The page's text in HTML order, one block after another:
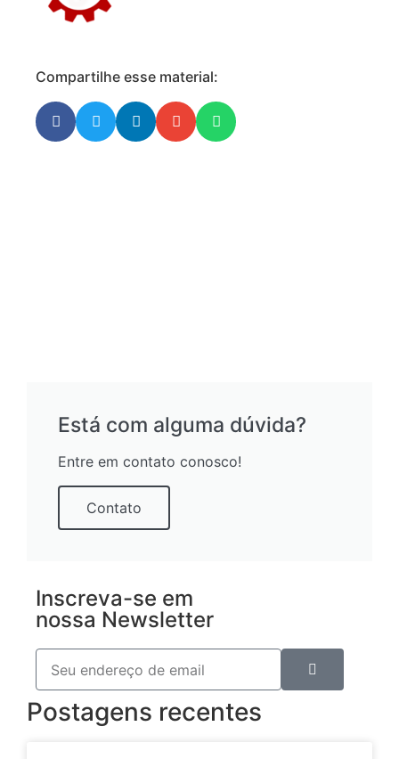
Compartilhe esse material:
Está com alguma dúvida?
Entre em contato conosco!
Contato
Inscreva-se em
nossa Newsletter
Postagens recentes